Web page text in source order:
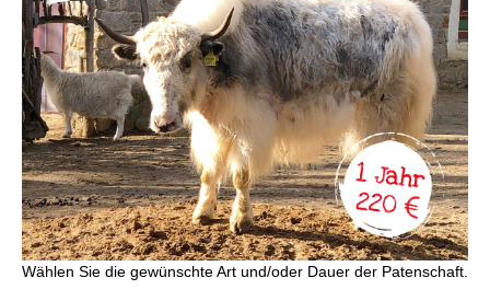
Wählen Sie die gewünschte Art und/oder Dauer der Patenschaft.